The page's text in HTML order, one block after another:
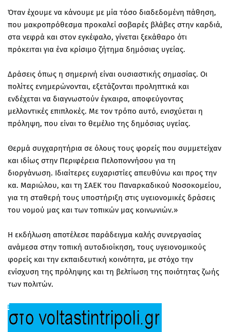
Όταν έχουμε να κάνουμε με μία τόσο διαδεδομένη πάθηση,
που μακροπρόθεσμα προκαλεί σοβαρές βλάβες στην καρδιά,
στα νεφρά και στον εγκέφαλο, γίνεται ξεκάθαρο ότι
πρόκειται για ένα κρίσιμο ζήτημα δημόσιας υγείας.
Δράσεις όπως η σημερινή είναι ουσιαστικής σημασίας. Οι
πολίτες ενημερώνονται, εξετάζονται προληπτικά και
ενδέχεται να διαγνωστούν έγκαιρα, αποφεύγοντας
μελλοντικές επιπλοκές. Με τον τρόπο αυτό, ενισχύεται η
πρόληψη, που είναι το θεμέλιο της δημόσιας υγείας.
Θερμά συγχαρητήρια σε όλους τους φορείς που συμμετείχαν
και ιδίως στην Περιφέρεια Πελοποννήσου για τη
διοργάνωση. Ιδιαίτερες ευχαριστίες απευθύνω και προς την
κα. Μαριώλου, και τη ΣΑΕΚ του Παναρκαδικού Νοσοκομείου,
για τη σταθερή τους υποστήριξη στις υγειονομικές δράσεις
του νομού μας και των τοπικών μας κοινωνιών.»
Η εκδήλωση αποτέλεσε παράδειγμα καλής συνεργασίας
ανάμεσα στην τοπική αυτοδιοίκηση, τους υγειονομικούς
φορείς και την εκπαιδευτική κοινότητα, με στόχο την
ενίσχυση της πρόληψης και τη βελτίωση της ποιότητας ζωής
των πολιτών.